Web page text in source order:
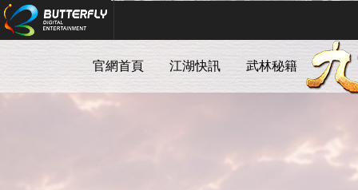
官網首頁 江湖快訊 武林秘籍